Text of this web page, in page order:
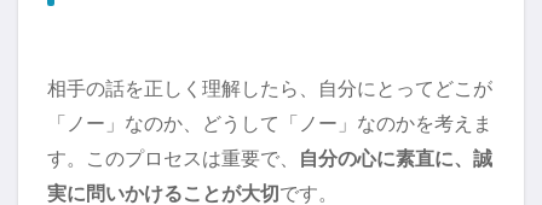
相手の話を正しく理解したら、自分にとってどこが
「ノー」なのか、どうして「ノー」なのかを考えま
す。このプロセスは重要で、
自分の心に素直に、誠
実に問いかけることが大切です。